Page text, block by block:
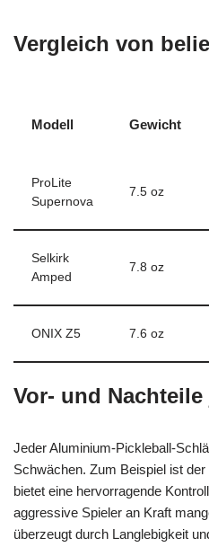
Vergleich von
Modell Gewicht
ProLite
Supernova
7.5 oz
Selkirk
Amped
7.8 oz
ONIX Z5 7.6 oz
Vor- und
Jeder Aluminium-Pickleball-
Schwächen. Zum Beispiel ist
bietet eine hervorragende
aggressive Spieler an Kraft
überzeugt durch Langlebigkeit